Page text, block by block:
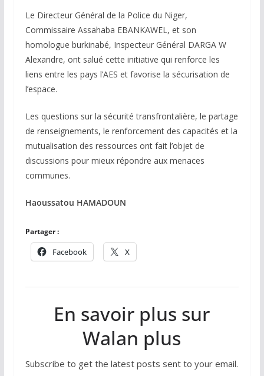
Le Directeur Général de la Police du Niger,
Commissaire Assahaba EBANKAWEL, et son
homologue burkinabé, Inspecteur Général DARGA W
Alexandre, ont salué cette initiative qui renforce les
liens entre les pays l’AES et favorise la sécurisation de
l’espace.
Les questions sur la sécurité transfrontalière, le partage
de renseignements, le renforcement des capacités et la
mutualisation des ressources ont fait l’objet de
discussions pour mieux répondre aux menaces
communes.
Haoussatou HAMADOUN
Partager :
Facebook X
En savoir plus sur
Walan plus
Subscribe to get the latest posts sent to your email.